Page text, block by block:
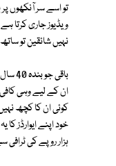
تو اسے سر آنکھوں
ویڈیوز جاری کرتا
نہیں شائقین تو
ان کے لیے وہی
کوئی ان کا کچھ
خود اپنے ایوارڈز
ہزار روپے کی